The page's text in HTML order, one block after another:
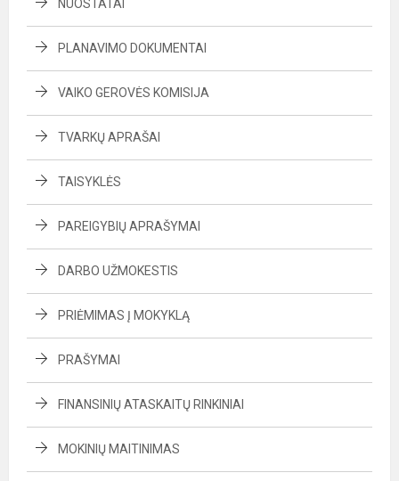
NUOSTATAI
PLANAVIMO DOKUMENTAI
VAIKO GEROVĖS KOMISIJA
TVARKŲ APRAŠAI
TAISYKLĖS
PAREIGYBIŲ APRAŠYMAI
DARBO UŽMOKESTIS
PRIĖMIMAS Į MOKYKLĄ
PRAŠYMAI
FINANSINIŲ ATASKAITŲ RINKINIAI
MOKINIŲ MAITINIMAS